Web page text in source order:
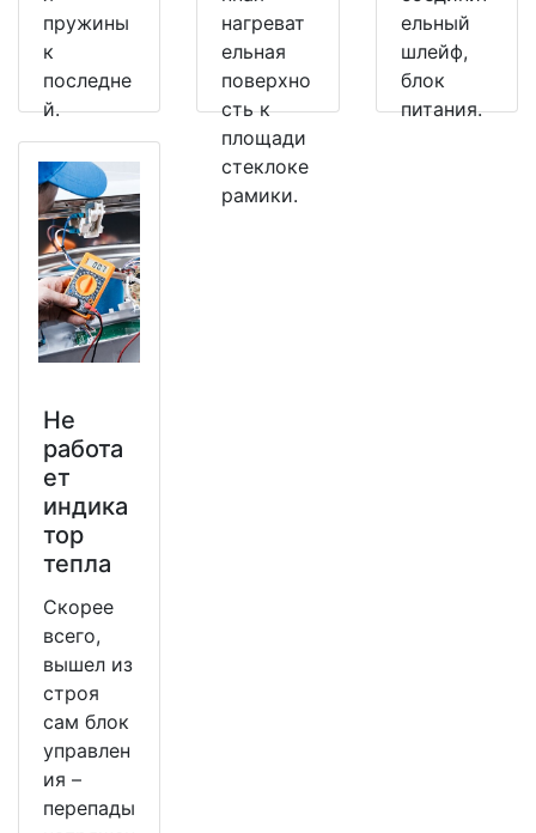
пружины
к
последне
й.
нагреват
ельная
поверхно
сть к
площади
стеклоке
рамики.
ельный
шлейф,
блок
питания.
Не
работа
ет
индика
тор
тепла
Скорее
всего,
вышел из
строя
сам блок
управлен
ия –
перепады